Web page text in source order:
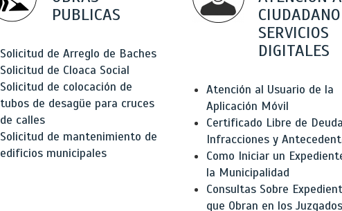
PUBLICAS
Solicitud de Arreglo de Baches
Solicitud de Cloaca Social
Solicitud de colocación de
tubos de desagüe para cruces
de calles
Solicitud de mantenimiento de
edificios municipales
SERVICIOS
DIGITALES
Atención al Usuario de la
Aplicación Móvil
Certificado Libre de
Infracciones y
Como Iniciar un
la Municipalidad
Consultas Sobre
que Obran en los Juzgados